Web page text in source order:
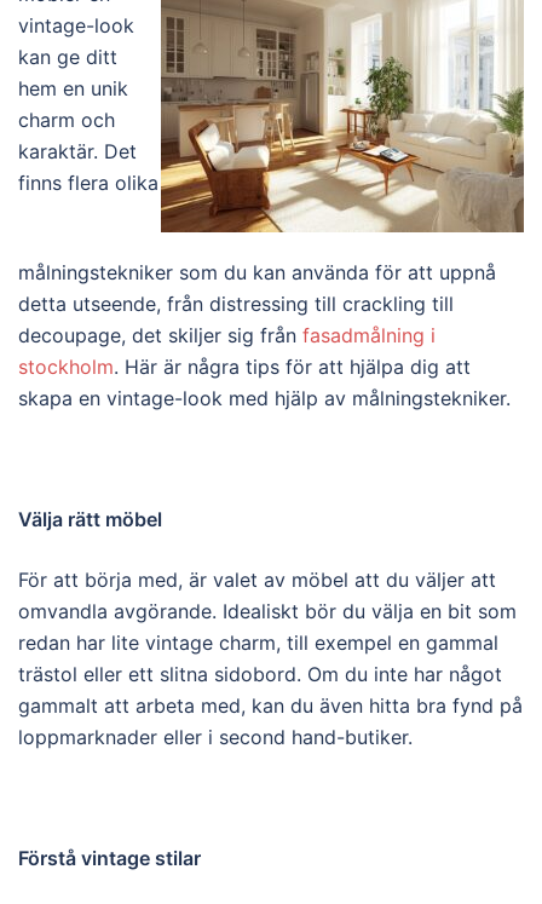
vintage-look
kan ge ditt
hem en unik
charm och
karaktär. Det
finns flera olika
målningstekniker som du kan använda för att uppnå
detta utseende, från distressing till crackling till
decoupage, det skiljer sig från fasadmålning i
stockholm. Här är några tips för att hjälpa dig att
skapa en vintage-look med hjälp av målningstekniker.
Välja rätt möbel
För att börja med, är valet av möbel att du väljer att
omvandla avgörande. Idealiskt bör du välja en bit som
redan har lite vintage charm, till exempel en gammal
trästol eller ett slitna sidobord. Om du inte har något
gammalt att arbeta med, kan du även hitta bra fynd på
loppmarknader eller i second hand-butiker.
Förstå vintage stilar